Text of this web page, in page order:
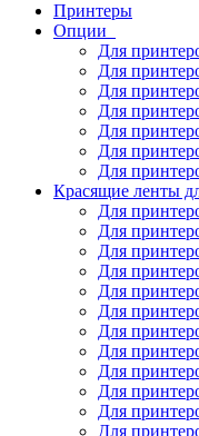
Принтеры
Опции
Для
Для
Для
Для
Для
Для
Для
Красящие ленты
Для
Для
Для
Для
Для
Для
Для
Для
Для
Для
Для
Для